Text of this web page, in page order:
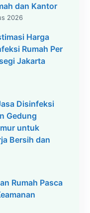
dan Kantor
2026
Harga
Rumah Per
Jakarta
Disinfeksi
Gedung
untuk
Bersih dan
Rumah Pasca